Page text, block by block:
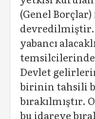
(Genel
yabancı
Devlet
birinin tahsili
bırakılmıştır.
bu idareye